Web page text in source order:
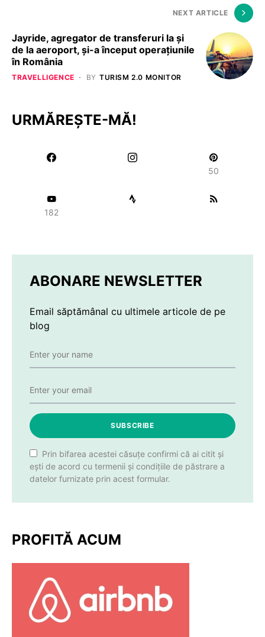
NEXT ARTICLE
Jayride, agregator de transferuri la și
de la aeroport, și-a început operațiunile
în România
TRAVELLIGENCE BY TURISM 2.0 MONITOR
URMĂREȘTE-MĂ!
50
182
ABONARE NEWSLETTER
Email săptămânal cu ultimele articole de pe
blog
SUBSCRIBE
Prin bifarea acestei căsuțe confirmi că ai citit și
ești de acord cu termenii și condițiile de păstrare a
datelor furnizate prin acest formular.
PROFITĂ ACUM